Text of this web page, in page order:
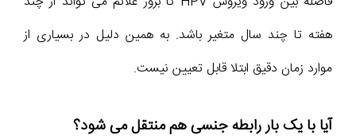
هفته تا چند سال متغیر باشد. به همین دلیل در بسیاری از
موارد زمان دقیق ابتلا قابل تعیین نیست.
آیا با یک بار رابطه جنسی هم منتقل می شود؟